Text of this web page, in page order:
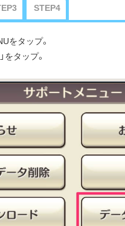
STEP4
をタップ。
タップ。